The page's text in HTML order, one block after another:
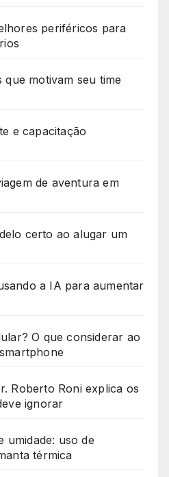
periféricos para
que motivam seu time
e capacitação
de aventura em
certo ao alugar um
a IA para aumentar
O que considerar ao
Roberto Roni explica os
ignorar
umidade: uso de
térmica